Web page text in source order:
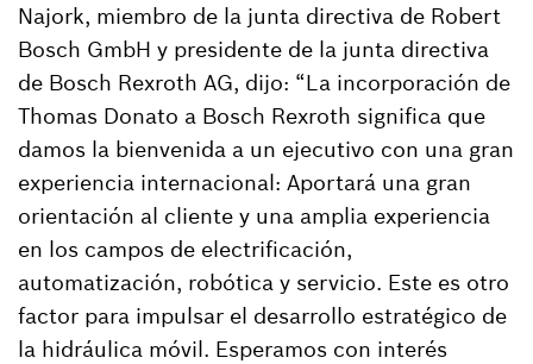
Najork, miembro de la junta directiva de Robert
Bosch GmbH y presidente de la junta directiva
de Bosch Rexroth AG, dijo: “La incorporación de
Thomas Donato a Bosch Rexroth significa que
damos la bienvenida a un ejecutivo con una gran
experiencia internacional: Aportará una gran
orientación al cliente y una amplia experiencia
en los campos de electrificación,
automatización, robótica y servicio. Este es otro
factor para impulsar el desarrollo estratégico de
la hidráulica móvil. Esperamos con interés